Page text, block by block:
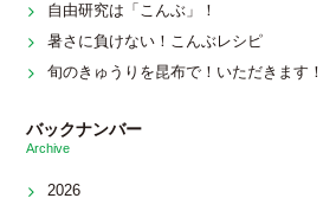
自由研究は「こんぶ」！
暑さに負けない！こんぶレシピ
旬のきゅうりを昆布で！いただきます！
バックナンバー
Archive
2026